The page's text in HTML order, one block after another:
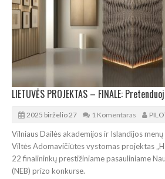
2025 birželio 27 1 Komentaras
Vilniaus Dailės akademijos ir Islandijos
Viltės Adomavičiūtės vystomas projektas
22 finalininkų prestižiniame pasauliniame
(NEB) prizo konkurse.